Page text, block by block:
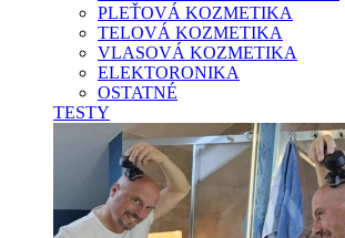
PLEŤOVÁ KOZMETIKA
TELOVÁ KOZMETIKA
VLASOVÁ KOZMETIKA
ELEKTORONIKA
OSTATNÉ
TESTY